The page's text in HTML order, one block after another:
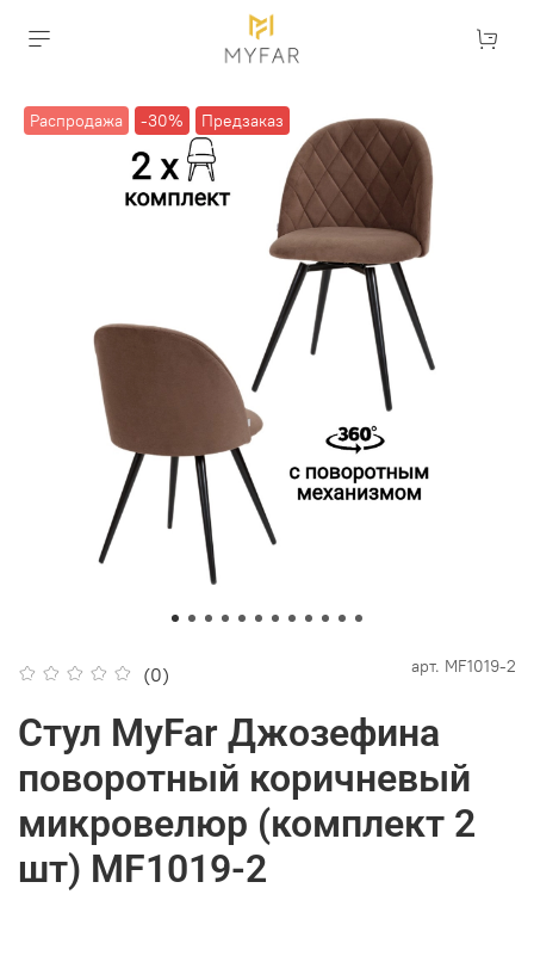
Распродажа -30% Предзаказ
(0) арт. MF1019-2
Стул MyFar Джозефина
поворотный коричневый
микровелюр (комплект 2
шт) MF1019-2